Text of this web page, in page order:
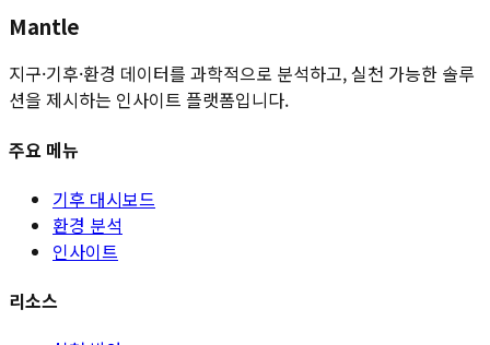
Mantle
지구·기후·환경 데이터를 과학적으로 분석하고, 실천 가능한 솔루
션을 제시하는 인사이트 플랫폼입니다.
주요 메뉴
기후 대시보드
환경 분석
인사이트
리소스